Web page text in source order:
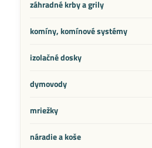
záhradné krby a grily
komíny, komínové systémy
izolačné dosky
dymovody
mriežky
náradie a koše